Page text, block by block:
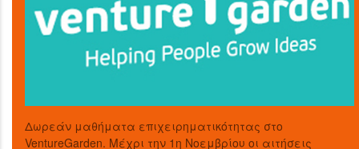
Δωρεάν μαθήματα επιχειρηματικότητας στο
VentureGarden. Μέχρι την 1η Νοεμβρίου οι αιτήσεις